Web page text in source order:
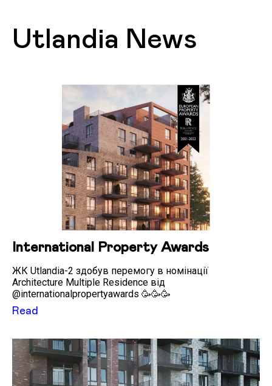
Utlandia News
International Property Awards
ЖК Utlandia-2 здобув перемогу в номінації
Architecture Multiple Residence від
@internationalpropertyawards 🥳🥳🥳
Read